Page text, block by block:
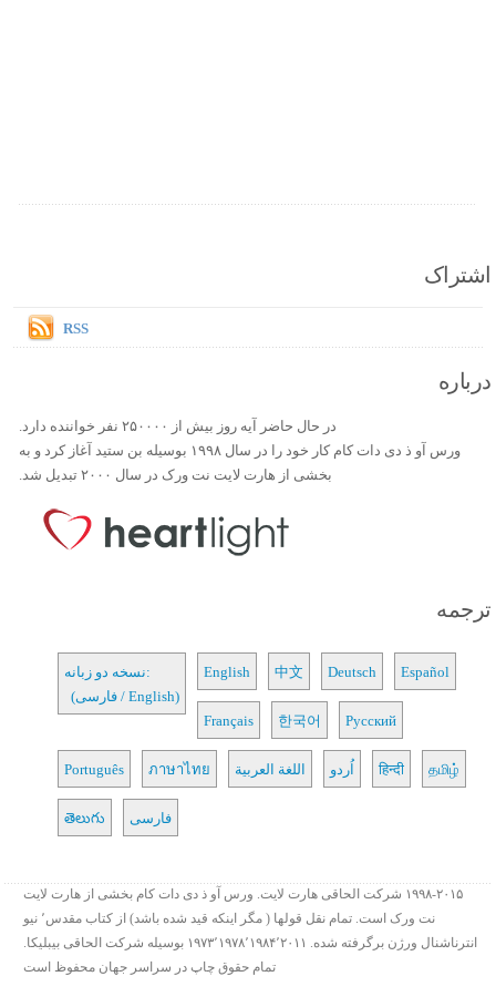
اشتراک
RSS
درباره
در حال حاضر آیه روز بیش از ۲۵۰۰۰۰ نفر خواننده دارد.
ورس آو ذ دی دات کام کار خود را در سال ۱۹۹۸ بوسیله بن ستید آغاز کرد و به
بخشی از هارت لایت نت ورک در سال ۲۰۰۰ تبدیل شد.
ترجمه
نسخه دو زبانه:
(فارسی / English)
English 中文 Deutsch Español
Français 한국어 Русский
Português ภาษาไทย اللغة العربية اُردو हिन्दी தமிழ்
తెలుగు فارسی
۱۹۹۸-۲۰۱۵ شرکت الحاقی هارت لایت. ورس آو ذ دی دات کام بخشی از هارت لایت
نت ورک است. تمام نقل قولها ( مگر اینکه قید شده باشد) از کتاب مقدس٬ نیو
انترناشنال ورژن برگرفته شده. ۱۹۷۳٬۱۹۷۸٬۱۹۸۴٬۲۰۱۱ بوسیله شرکت الحاقی بیبلیکا.
تمام حقوق چاپ در سراسر جهان محفوظ است